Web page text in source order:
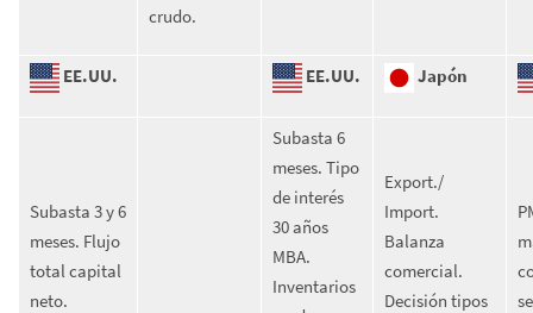
crudo.
EE.UU. EE.UU. Japón
Subasta 3 y 6
meses. Flujo
total capital
neto.
Subasta 6
meses. Tipo
de interés
30 años
MBA.
Inventarios
Export./
Import.
Balanza
comercial.
Decisión tipos